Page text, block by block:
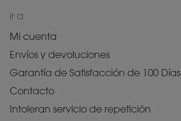
ir a
Mi cuenta
Envíos y devoluciones
Garantía de Satisfacción de 100 Días
Contacto
Intoleran servicio de repetición